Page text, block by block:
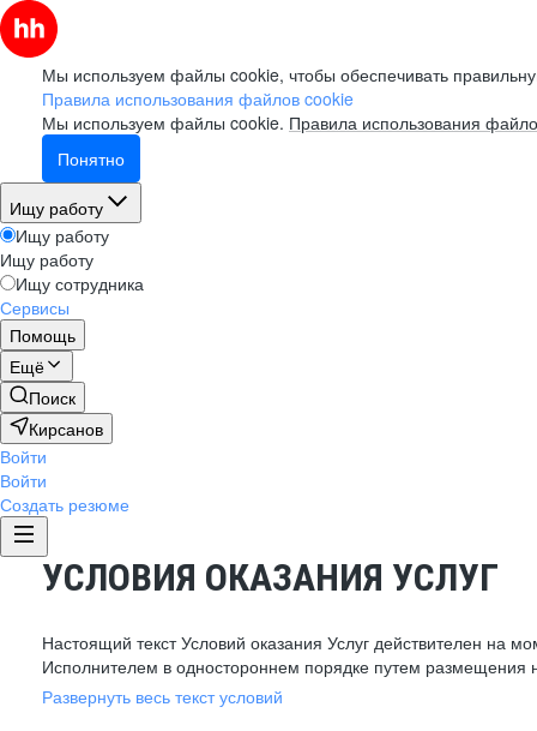
Мы используем файлы cookie, чтобы обеспечивать
Правила использования файлов cookie
Мы используем файлы cookie. Правила использования
Понятно
Ищу работу
Ищу работу
Ищу работу
Ищу сотрудника
Сервисы
Помощь
Ещё
Поиск
Кирсанов
Войти
Войти
Создать резюме
УСЛОВИЯ ОКАЗАНИЯ УСЛУГ
Настоящий текст Условий оказания Услуг действителен на
Исполнителем в одностороннем порядке путем размещения
Развернуть весь текст условий